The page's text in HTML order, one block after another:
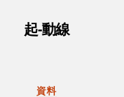
起-動線
カ
資料